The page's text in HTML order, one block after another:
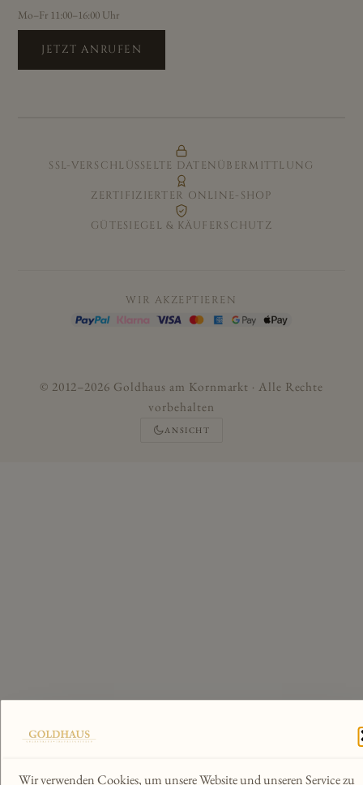
Wir verwenden Cookies, um unsere Website und unseren Service zu
Mo–Fr 11:00–16:00 Uhr
JETZT ANRUFEN
SSL-VERSCHLÜSSELTE DATENÜBERMITTLUNG
ZERTIFIZIERTER ONLINE-SHOP
GÜTESIEGEL & KÄUFERSCHUTZ
WIR AKZEPTIEREN
© 2012–2026 Goldhaus am Kornmarkt · Alle Rechte
vorbehalten
ANSICHT